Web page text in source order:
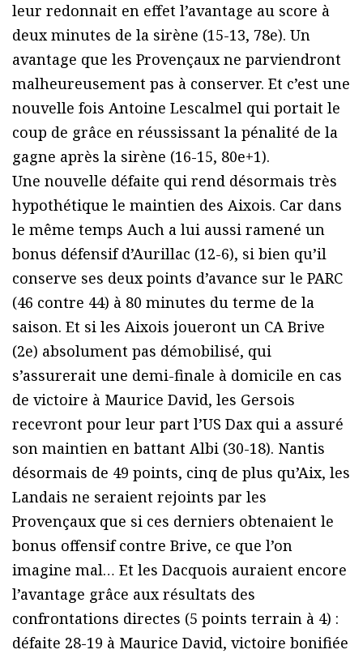
leur redonnait en effet l’avantage au score à
deux minutes de la sirène (15-13, 78e). Un
avantage que les Provençaux ne parviendront
malheureusement pas à conserver. Et c’est une
nouvelle fois Antoine Lescalmel qui portait le
coup de grâce en réussissant la pénalité de la
gagne après la sirène (16-15, 80e+1).
Une nouvelle défaite qui rend désormais très
hypothétique le maintien des Aixois. Car dans
le même temps Auch a lui aussi ramené un
bonus défensif d’Aurillac (12-6), si bien qu’il
conserve ses deux points d’avance sur le PARC
(46 contre 44) à 80 minutes du terme de la
saison. Et si les Aixois joueront un CA Brive
(2e) absolument pas démobilisé, qui
s’assurerait une demi-finale à domicile en cas
de victoire à Maurice David, les Gersois
recevront pour leur part l’US Dax qui a assuré
son maintien en battant Albi (30-18). Nantis
désormais de 49 points, cinq de plus qu’Aix, les
Landais ne seraient rejoints par les
Provençaux que si ces derniers obtenaient le
bonus offensif contre Brive, ce que l’on
imagine mal… Et les Dacquois auraient encore
l’avantage grâce aux résultats des
confrontations directes (5 points terrain à 4) :
défaite 28-19 à Maurice David, victoire bonifiée